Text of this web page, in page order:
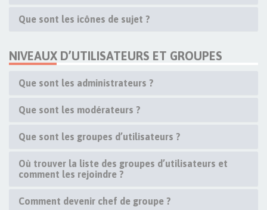
Que sont les icônes de sujet ?
NIVEAUX D’UTILISATEURS ET GROUPES
Que sont les administrateurs ?
Que sont les modérateurs ?
Que sont les groupes d’utilisateurs ?
Où trouver la liste des groupes d’utilisateurs et
comment les rejoindre ?
Comment devenir chef de groupe ?